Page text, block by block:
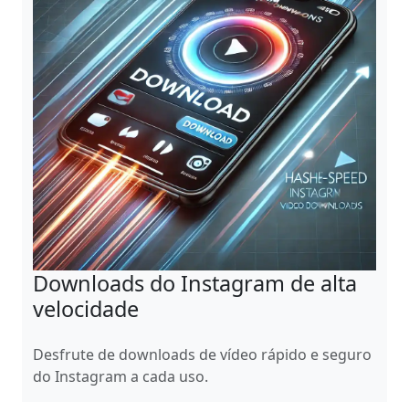
Downloads do Instagram de alta
velocidade
Desfrute de downloads de vídeo rápido e seguro
do Instagram a cada uso.